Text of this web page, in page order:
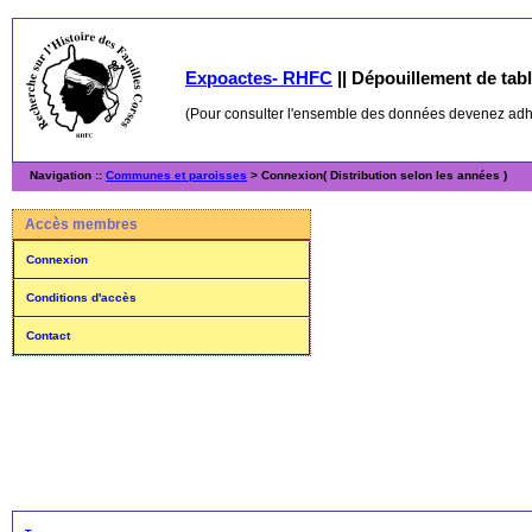
Expoactes- RHFC || Dépouillement de
(Pour consulter l'ensemble des données devenez
Navigation :: Communes et paroisses > Connexion( Distribution selon les années )
Accès membres
Connexion
Conditions d'accès
Contact